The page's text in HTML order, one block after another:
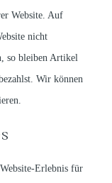
Website. Auf
nicht
so bleiben Artikel
Wir können
Erlebnis für